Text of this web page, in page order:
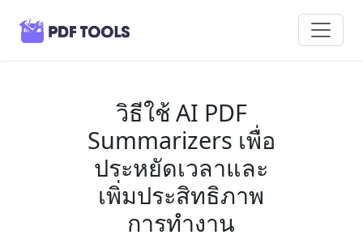
วิธีใช้ AI PDF
Summarizers เพื่อ
ประหยัดเวลาและ
เพิ่มประสิทธิภาพ
การทำงาน